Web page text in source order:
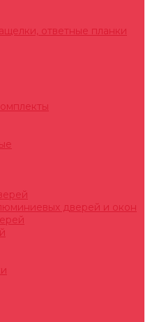
ответные планки
дверей и окон